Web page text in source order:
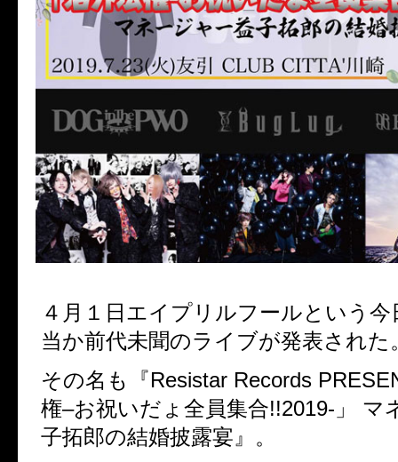
４月１日エイプリルフールという
当か前代未聞のライブが発表された
その名も『Resistar Records
権–お祝いだょ全員集合!!2019- 」 マ
子拓郎の結婚披露宴』。